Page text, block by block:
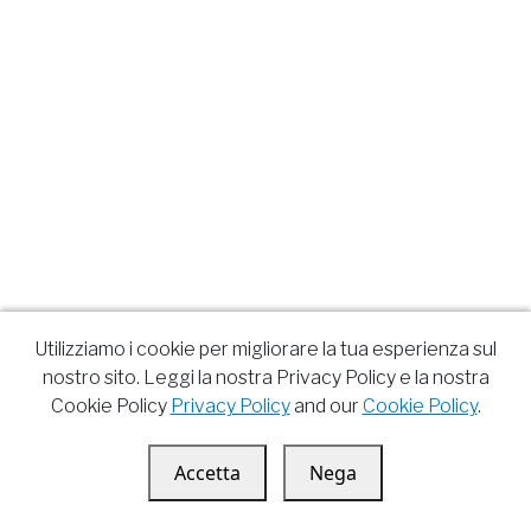
Utilizziamo i cookie per migliorare la tua esperienza sul
nostro sito. Leggi la nostra Privacy Policy e la nostra
Cookie Policy Privacy Policyand our Cookie Policy.
Accetta Nega